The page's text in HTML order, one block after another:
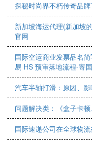
探秘时尚界不朽传奇品
新加坡海运代理(新加坡
官网
国际空运商业发票品名
易 HS 预审落地流程-寄
汽车半轴打滑：原因、
问题解决类：《盒子卡
国际速递公司在全球物